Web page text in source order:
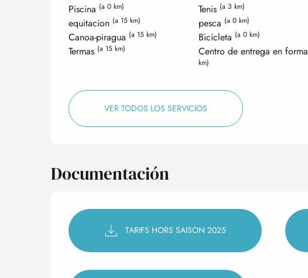
Piscina (a 0 km) Tenis (a 3 km)
equitacion (a 15 km) pesca (a 0 km)
Canoa-piragua (a 15 km) Bicicleta (a 0 km)
Termas (a 15 km) Centro de entrega en forma
km)
VER TODOS LOS SERVICIOS
Documentación
TARIFS HORS SAISON 2025